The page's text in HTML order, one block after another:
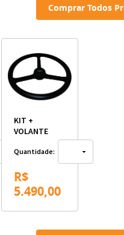
Comprar Todos
KIT +
VOLANTE
Quantidade:
R$
5.490,00